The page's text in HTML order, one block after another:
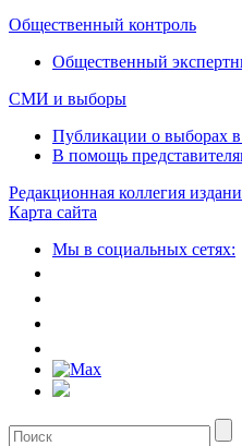
Общественный контроль
Общественный
СМИ и выборы
Публикации о выборах
В помощь
Редакционная коллегия
Карта сайта
Мы в социальных сетях: